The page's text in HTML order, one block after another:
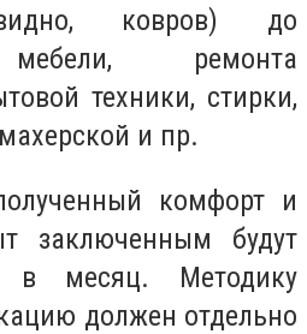
ковров) до
мебели, ремонта
техники, стирки,
и пр.
комфорт и
заключенным будут
в месяц. Методику
должен отдельно